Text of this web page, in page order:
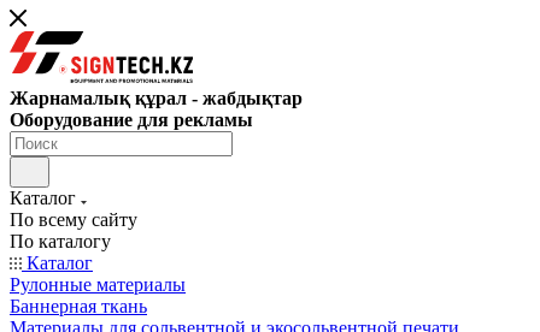
Жарнамалық құрал - жабдықтар
Оборудование для рекламы
Каталог
По всему сайту
По каталогу
Каталог
Рулонные материалы
Баннерная ткань
Материалы для сольвентной и экосольвентной печати